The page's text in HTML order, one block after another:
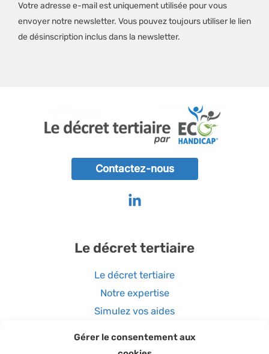
Gérer le consentement aux
Votre adresse e-mail est uniquement utilisée pour vous
envoyer notre newsletter. Vous pouvez toujours utiliser le lien
de désinscription inclus dans la newsletter.
Contactez-nous
Le décret tertiaire
Le décret tertiaire
Notre expertise
Simulez vos aides